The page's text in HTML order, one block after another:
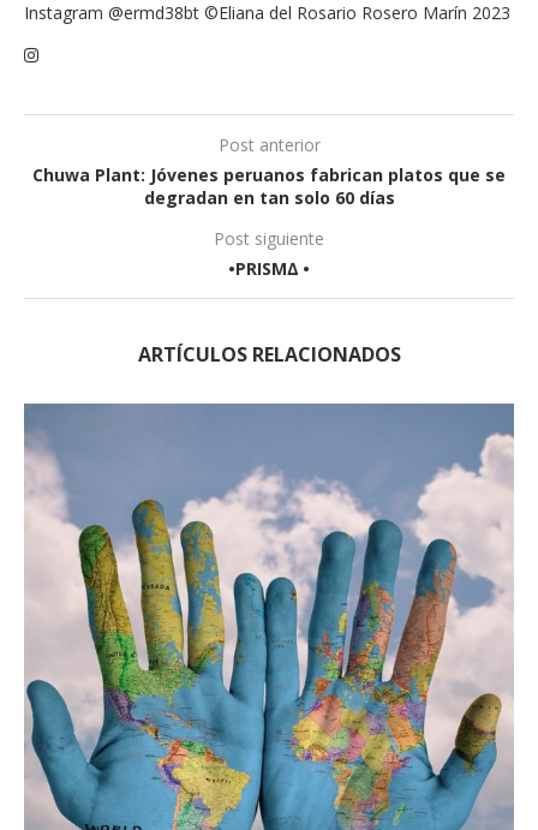
Instagram @ermd38bt ©Eliana del Rosario Rosero Marín 2023
Post anterior
Chuwa Plant: Jóvenes peruanos fabrican platos que se
degradan en tan solo 60 días
Post siguiente
•PRISM∆ •
ARTÍCULOS RELACIONADOS